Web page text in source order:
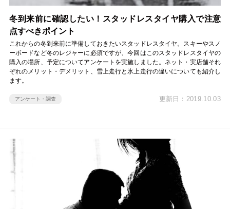
冬到来前に確認したい！スタッドレスタイヤ購入で注意
点すべきポイント
これからの冬到来前に準備しておきたいスタッドレスタイヤ。スキーやスノ
ーボードなど冬のレジャーに必須ですが、今回はこのスタッドレスタイヤの
購入の場所、予定についてアンケートを実施しました。ネット・実店舗それ
ぞれのメリット・デメリット、雪上走行と氷上走行の違いについても紹介し
ます。
アンケート・調査 更新日：2019.10.03